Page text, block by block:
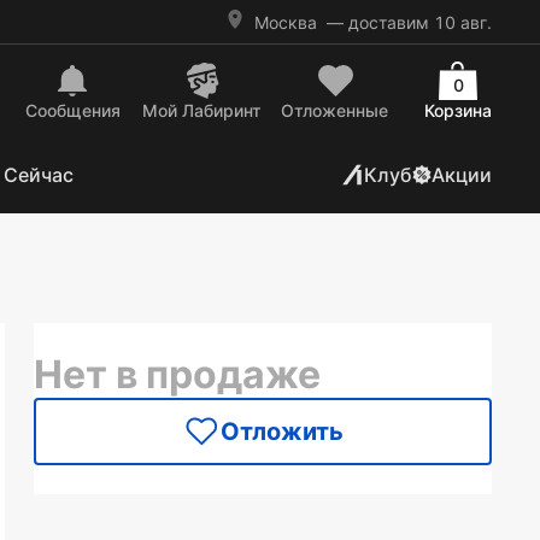
Москва — доставим 10 авг.
Сообщения Mой Лабиринт Отложенные Корзина
0
Клуб Акции
Нет в продаже
Отложить